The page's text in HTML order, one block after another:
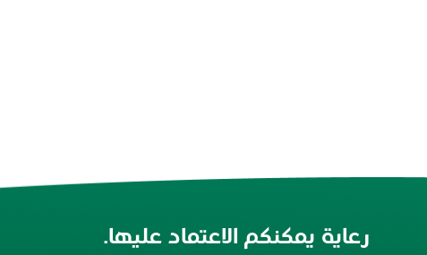
رعاية يمكنكم الاعتماد عليها.